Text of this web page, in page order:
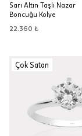
Sarı Altın Taşlı Nazar
Boncuğu Kolye
22.360 ₺
Çok Satan